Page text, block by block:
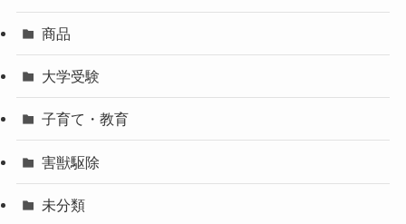
商品
大学受験
子育て・教育
害獣駆除
未分類